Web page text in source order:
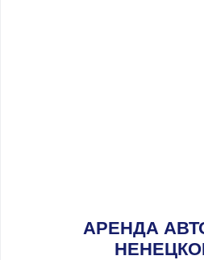
АРЕНДА